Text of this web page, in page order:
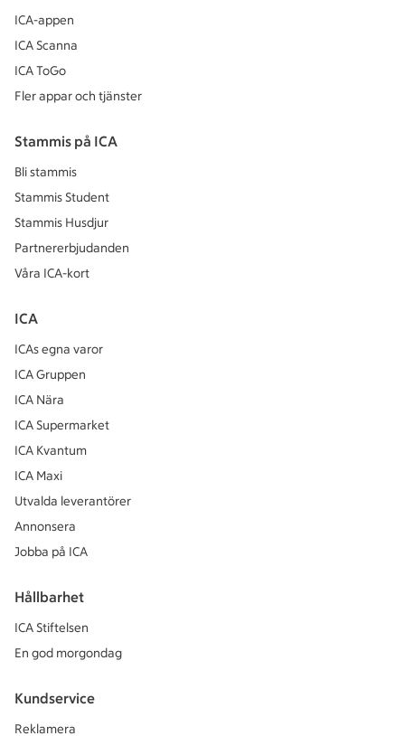
ICA-appen
ICA Scanna
ICA ToGo
Fler appar och tjänster
Stammis på ICA
Bli stammis
Stammis Student
Stammis Husdjur
Partnererbjudanden
Våra ICA-kort
ICA
ICAs egna varor
ICA Gruppen
ICA Nära
ICA Supermarket
ICA Kvantum
ICA Maxi
Utvalda leverantörer
Annonsera
Jobba på ICA
Hållbarhet
ICA Stiftelsen
En god morgondag
Kundservice
Reklamera